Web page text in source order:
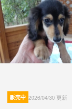
販売中 2026/04/30 更新